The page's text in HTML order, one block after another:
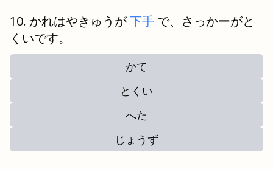
かれはやきゅうが下手 で、さっかーがと
くいです。
かて
とくい
へた
じょうず